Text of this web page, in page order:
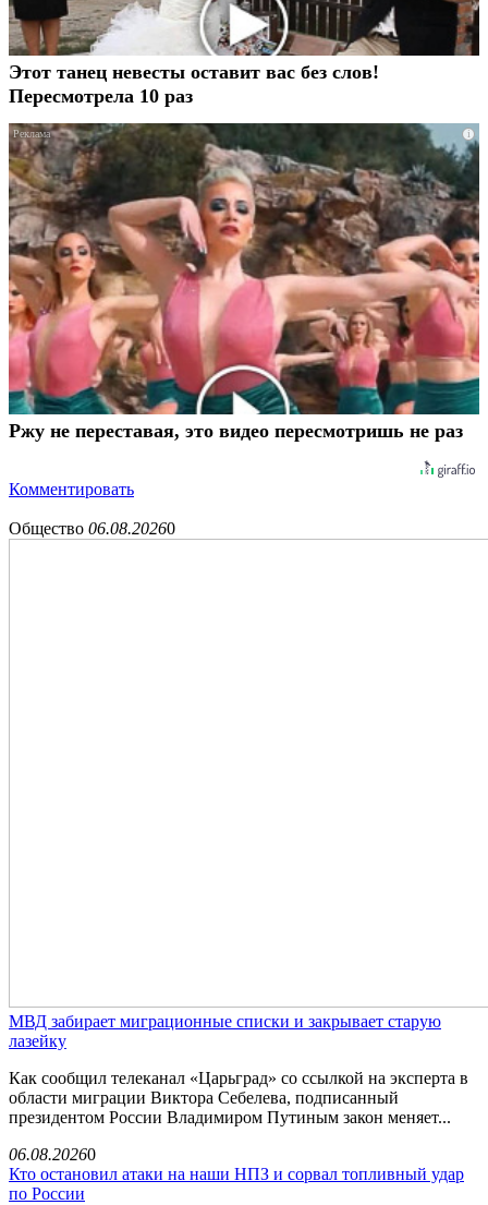
Этот танец невесты оставит вас без слов!
Пересмотрела 10 раз
i
Ржу не переставая, это видео пересмотришь не раз
Комментировать
Общество 06.08.20260
МВД забирает миграционные списки и закрывает старую
лазейку
Как сообщил телеканал «Царьград» со ссылкой на эксперта в
области миграции Виктора Себелева, подписанный
президентом России Владимиром Путиным закон меняет...
06.08.20260
Кто остановил атаки на наши НПЗ и сорвал топливный удар
по России